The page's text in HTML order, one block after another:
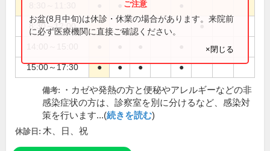
●
8:30～12:00 ●
15:00～17:30 ● ● ● ●
お盆(8月中旬)は休診・休業の場合があります。来院前
に必ず医療機関に直接ご確認ください。
×閉じる
備考:
・カゼや発熱の方と便秘やアレルギーなどの非
感染症状の方は、診察室を別に分けるなど、感染対
策を行います...(続きを読む)
休診日: 木、日、祝